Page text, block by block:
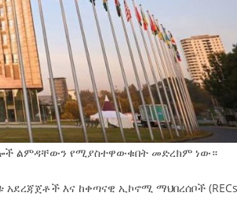
ሌሎች ልምዳቸውን የሚያስተዋውቁበት መድረክም ነው።
አደረጃጀቶች እና ከቀጣናዊ ኢኮኖሚ ማህበረሰቦች